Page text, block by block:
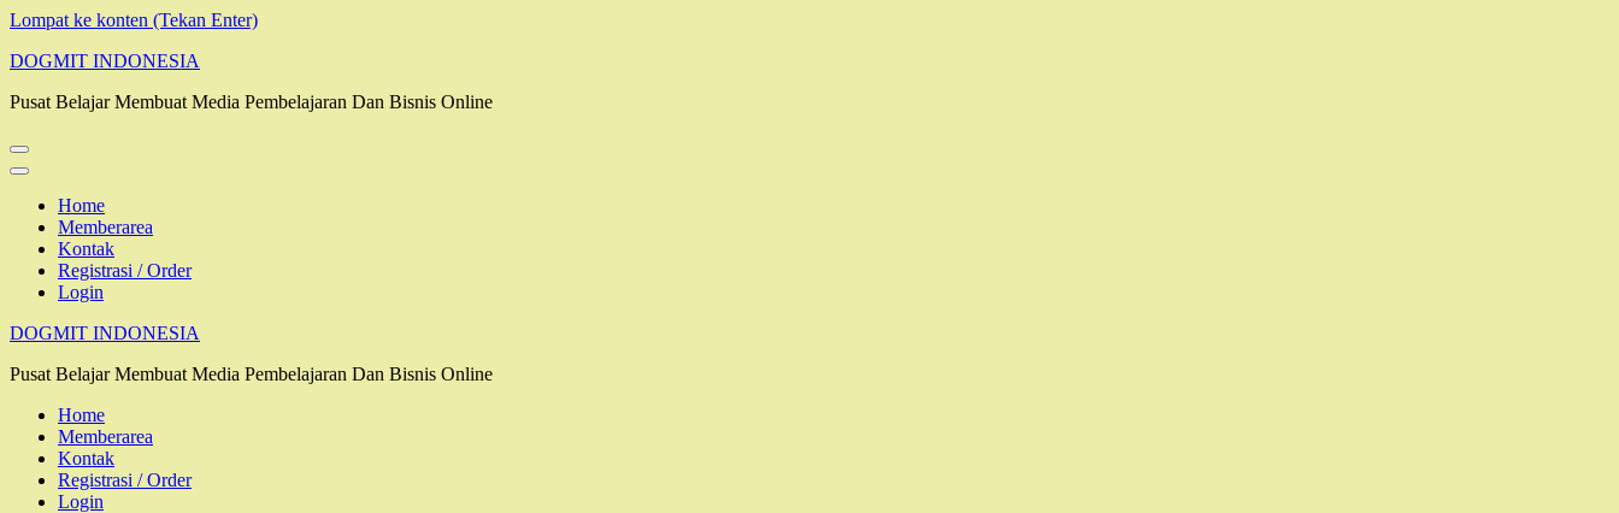
Lompat ke konten (Tekan Enter)
DOGMIT INDONESIA
Pusat Belajar Membuat Media Pembelajaran Dan Bisnis Online
Home
Memberarea
Kontak
Registrasi / Order
Login
DOGMIT INDONESIA
Pusat Belajar Membuat Media Pembelajaran Dan Bisnis Online
Home
Memberarea
Kontak
Registrasi / Order
Login